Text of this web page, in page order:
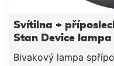
Svítilna +
Stan Device lampa
Bivakový lampa